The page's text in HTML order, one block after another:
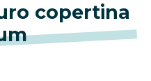
copertina